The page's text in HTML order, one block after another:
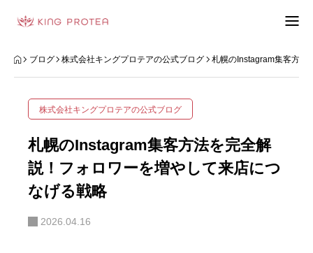
会社概要
利用規約
お問い合わせフォーム
ブログ 株式会社キングプロテアの公式ブログ 札幌のInstagram集客方法
株式会社キングプロテアの公式ブログ
札幌のInstagram集客方法を完全解
説！フォロワーを増やして来店につ
なげる戦略
2026.04.16